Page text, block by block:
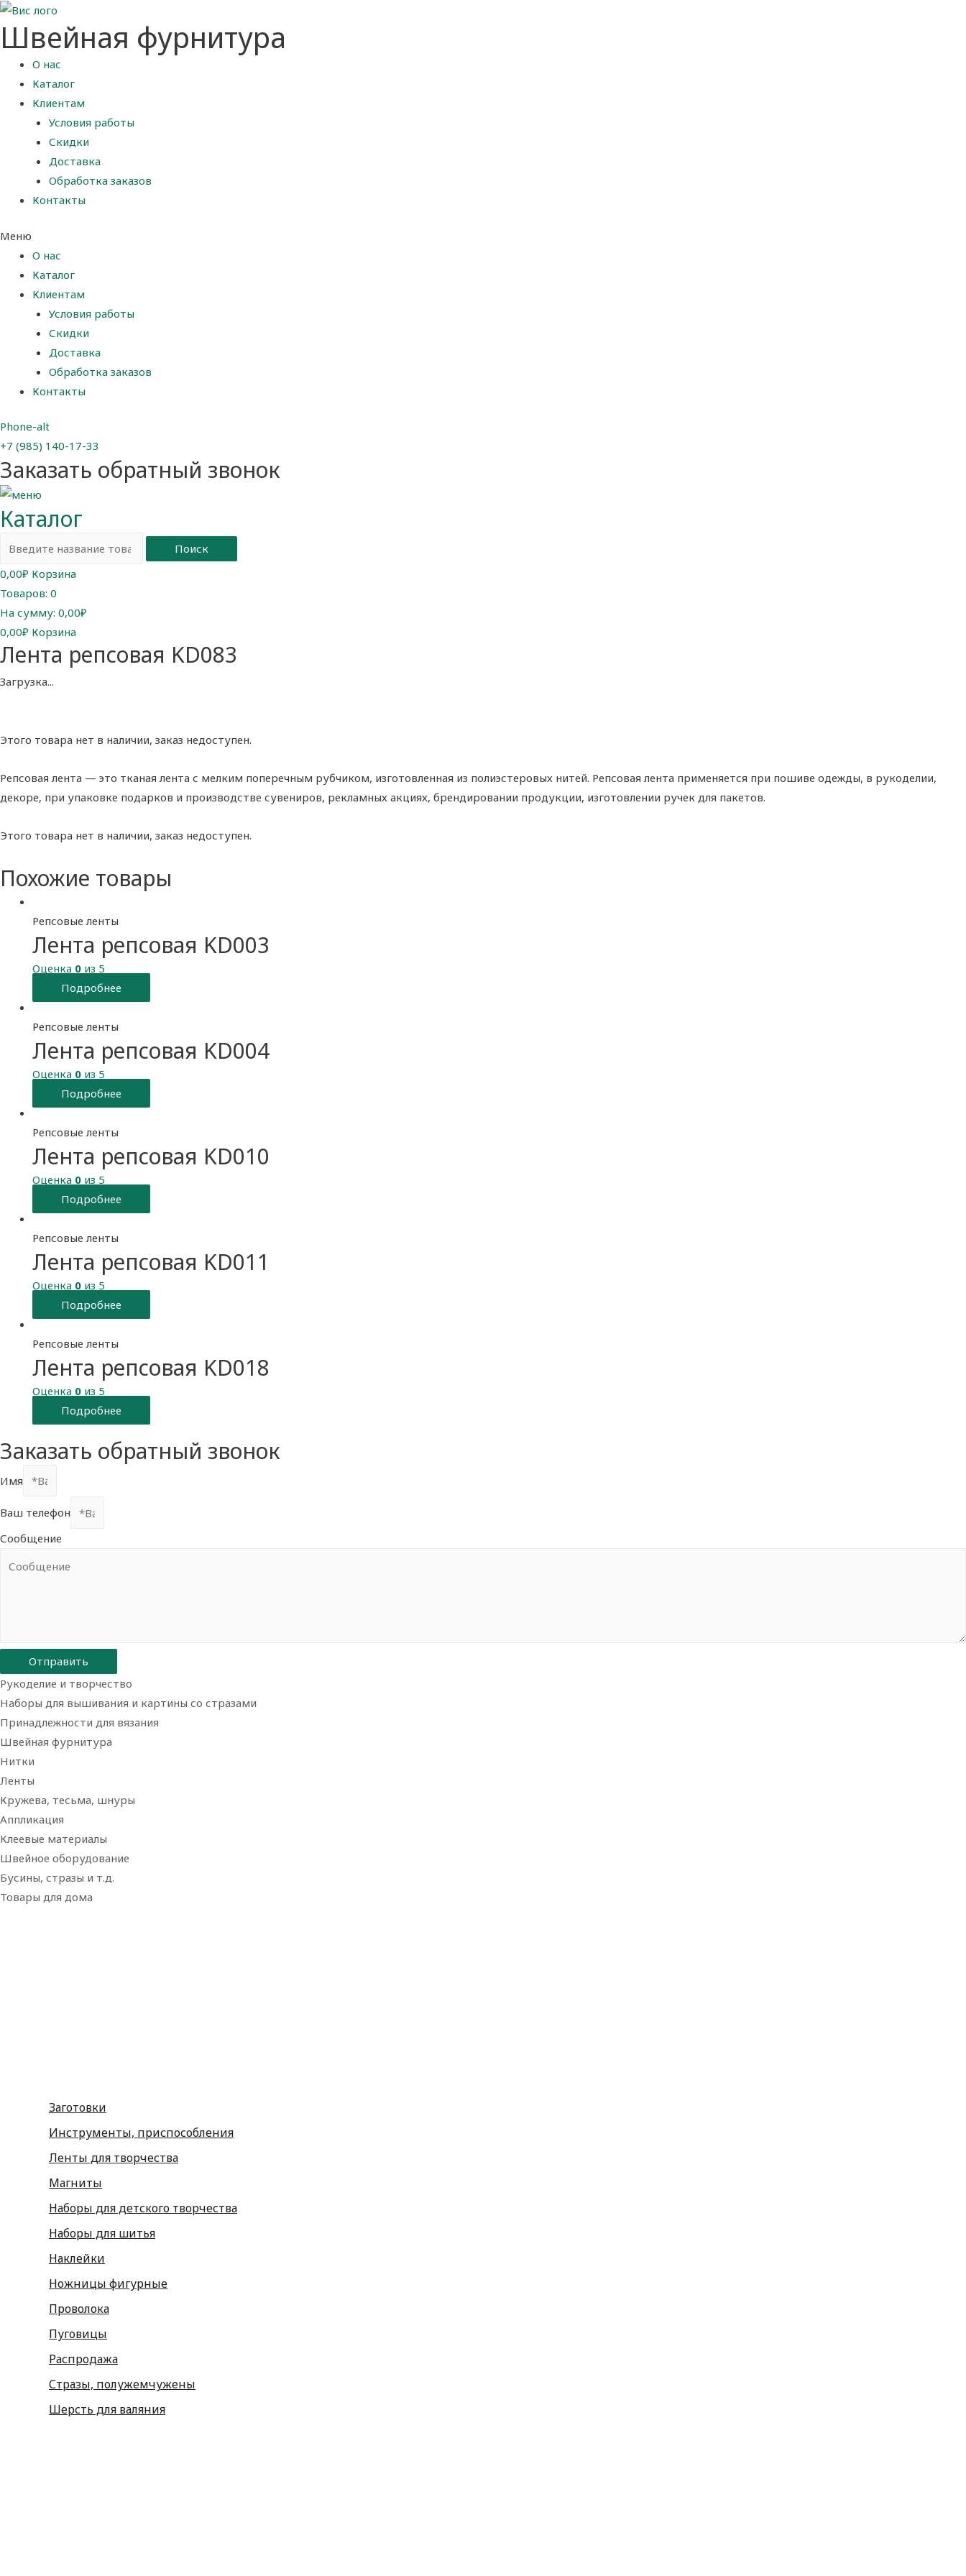
Швейная фурнитура
О нас
Каталог
Клиентам
Условия работы
Скидки
Доставка
Обработка заказов
Контакты
Меню
О нас
Каталог
Клиентам
Условия работы
Скидки
Доставка
Обработка заказов
Контакты
Phone-alt
+7 (985) 140-17-33
Заказать обратный звонок
Каталог
Поиск
0,00₽ Корзина
Товаров: 0
На сумму: 0,00₽
0,00₽ Корзина
Лента репсовая KD083
Загрузка...
Этого товара нет в наличии, заказ недоступен.
Репсовая лента — это тканая лента с мелким поперечным рубчиком, изготовленная из полиэстеровых нитей. Репсовая лента применяется при пошиве одежды, в рукоделии,
декоре, при упаковке подарков и производстве сувениров, рекламных акциях, брендировании продукции, изготовлении ручек для пакетов.
Этого товара нет в наличии, заказ недоступен.
Похожие товары
Репсовые ленты
Лента репсовая KD003
Оценка 0 из 5
Подробнее
Репсовые ленты
Лента репсовая KD004
Оценка 0 из 5
Подробнее
Репсовые ленты
Лента репсовая KD010
Оценка 0 из 5
Подробнее
Репсовые ленты
Лента репсовая KD011
Оценка 0 из 5
Подробнее
Репсовые ленты
Лента репсовая KD018
Оценка 0 из 5
Подробнее
Заказать обратный звонок
Имя
Ваш телефон
Сообщение
Отправить
Рукоделие и творчество
Наборы для вышивания и картины со стразами
Принадлежности для вязания
Швейная фурнитура
Нитки
Ленты
Кружева, тесьма, шнуры
Аппликация
Клеевые материалы
Швейное оборудование
Бусины, стразы и т.д.
Товары для дома
Заготовки
Инструменты, приспособления
Ленты для творчества
Магниты
Наборы для детского творчества
Наборы для шитья
Наклейки
Ножницы фигурные
Проволока
Пуговицы
Распродажа
Стразы, полужемчужены
Шерсть для валяния